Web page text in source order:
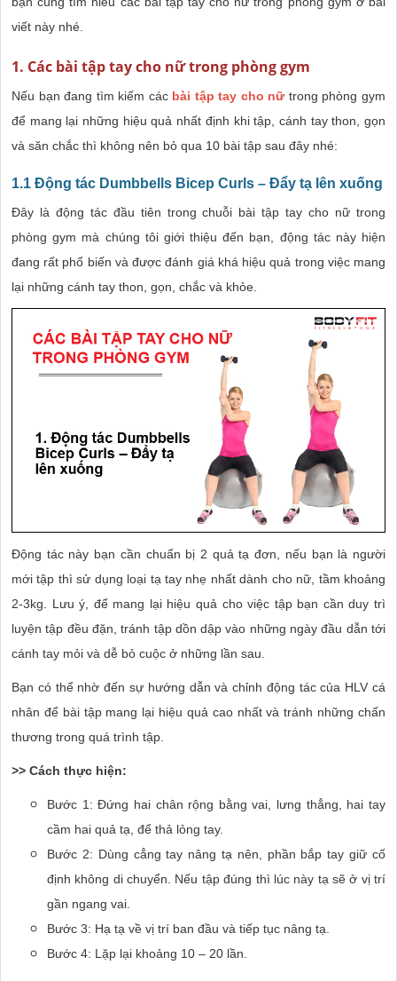
viết này nhé.
1. Các bài tập tay cho nữ trong phòng gym
Nếu bạn đang tìm kiếm các bài tập tay cho nữtrong phòng gym
để mang lại những hiệu quả nhất định khi tập, cánh tay thon, gọn
và săn chắc thì không nên bỏ qua 10 bài tập sau đây nhé:
1.1 Động tác Dumbbells Bicep Curls – Đẩy tạ lên xuống
Đây là động tác đầu tiên trong chuỗi bài tập tay cho nữ trong
phòng gym mà chúng tôi giới thiệu đến bạn, động tác này hiện
đang rất phổ biến và được đánh giá khá hiệu quả trong việc mang
lại những cánh tay thon, gọn, chắc và khỏe.
Động tác này bạn cần chuẩn bị 2 quả tạ đơn, nếu bạn là người
mới tập thì sử dụng loại tạ tay nhẹ nhất dành cho nữ, tầm khoảng
2-3kg. Lưu ý, để mang lại hiệu quả cho việc tập bạn cần duy trì
luyện tập đều đặn, tránh tập dồn dập vào những ngày đầu dẫn tới
cánh tay mỏi và dễ bỏ cuộc ở những lần sau.
Bạn có thể nhờ đến sự hướng dẫn và chỉnh động tác của HLV cá
nhân để bài tập mang lại hiệu quả cao nhất và tránh những chấn
thương trong quá trình tập.
>> Cách thực hiện:
Bước 1: Đứng hai chân rộng bằng vai, lưng thẳng, hai tay
cầm hai quả tạ, để thả lỏng tay.
Bước 2: Dùng cẳng tay nâng tạ nên, phần bắp tay giữ cố
định không di chuyển. Nếu tập đúng thì lúc này tạ sẽ ở vị trí
gần ngang vai.
Bước 3: Hạ tạ về vị trí ban đầu và tiếp tục nâng tạ.
Bước 4: Lặp lại khoảng 10 – 20 lần.